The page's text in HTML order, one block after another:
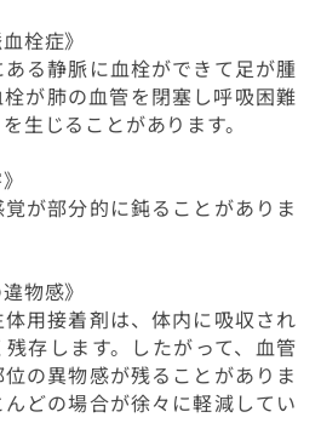
栓症》
る静脈に血栓ができて足が腫
が肺の血管を閉塞し呼吸困難
を生じることがあります。
が部分的に鈍ることがありま
物感》
用接着剤は、体内に吸収され
残存します。したがって、血管
の異物感が残ることがありま
どの場合が徐々に軽減してい